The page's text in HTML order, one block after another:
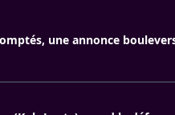
une annonce